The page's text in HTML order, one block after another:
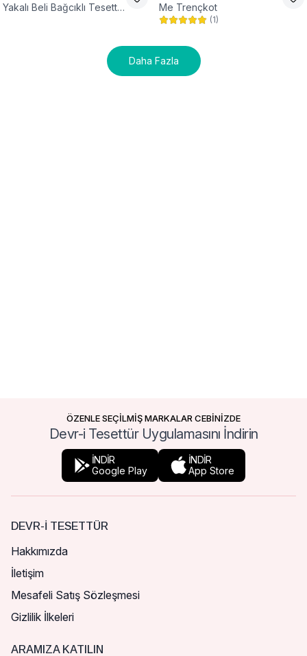
Yakalı Beli Bağcıklı Tesettür
Me Trençkot
(1)
Daha Fazla
ÖZENLE SEÇİLMİŞ MARKALAR CEBİNİZDE
Devr-i Tesettür Uygulamasını İndirin
İNDİR
Google Play
İNDİR
App Store
DEVR-I TESETTÜR
Hakkımızda
İletişim
Mesafeli Satış Sözleşmesi
Gizlilik İlkeleri
ARAMIZA KATILIN